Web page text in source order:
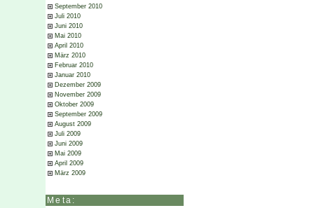
September 2010
Juli 2010
Juni 2010
Mai 2010
April 2010
März 2010
Februar 2010
Januar 2010
Dezember 2009
November 2009
Oktober 2009
September 2009
August 2009
Juli 2009
Juni 2009
Mai 2009
April 2009
März 2009
Meta: